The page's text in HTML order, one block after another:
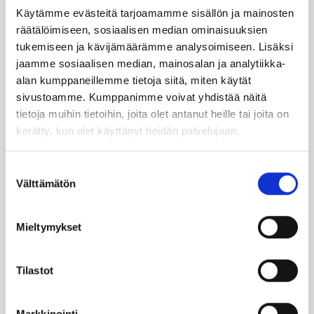
Käytämme evästeitä tarjoamamme sisällön ja mainosten
räätälöimiseen, sosiaalisen median ominaisuuksien
tukemiseen ja kävijämäärämme analysoimiseen. Lisäksi
jaamme sosiaalisen median, mainosalan ja analytiikka-
alan kumppaneillemme tietoja siitä, miten käytät
sivustoamme. Kumppanimme voivat yhdistää näitä
tietoja muihin tietoihin, joita olet antanut heille tai joita on
kerätty, kun olet käyttänyt heidän palvelujaan.
valinta
Välttämätön
Mieltymykset
Tilastot
TILAA UUTIS­KIR­JE
SUO­SIT­TE­LE KAVE­RIL­LE
Face­bookIns­ta­gram
Läm­möl­lä on ener­gia­te­hok­kuus­so­pi­mus
möl­lä-leh­ti uuti­soi ja taus­toit­taa ajan­koh­
Ker­rom­me öljy­läm­mit­tä­jien koke­muk­sis­ta